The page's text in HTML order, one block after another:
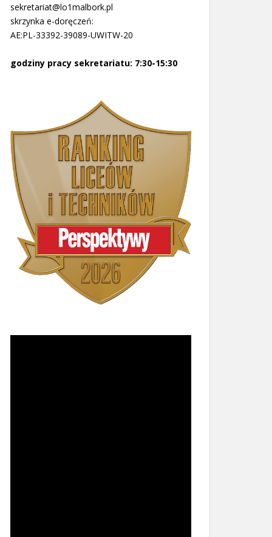
sekretariat@lo1malbork.pl
skrzynka e-doręczeń:
AE:PL-33392-39089-UWITW-20
godziny pracy sekretariatu: 7:30-15:30